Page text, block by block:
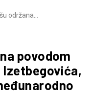
održana…
povodom